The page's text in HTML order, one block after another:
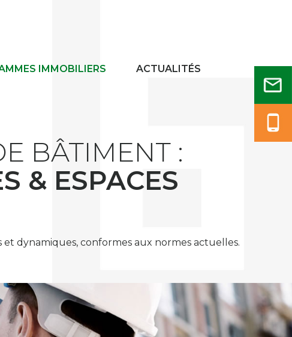
IMMOBILIERS ACTUALITÉS
BÂTIMENT :
& ESPACES
dynamiques, conformes aux normes actuelles.